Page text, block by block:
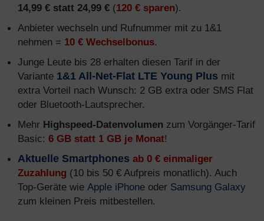
14,99 € statt 24,99 € (120 € sparen).
Anbieter wechseln und Rufnummer mit zu 1&1
nehmen = 10 € Wechselbonus.
Junge Leute bis 28 erhalten diesen Tarif in der
Variante 1&1 All-Net-Flat LTE Young Plus mit
extra Vorteil nach Wunsch: 2 GB extra oder SMS Flat
oder Bluetooth-Lautsprecher.
Mehr Highspeed-Datenvolumen zum Vorgänger-Tarif
Basic: 6 GB statt 1 GB je Monat!
Aktuelle Smartphones ab 0 € einmaliger
Zuzahlung (10 bis 50 € Aufpreis monatlich). Auch
Top-Geräte wie Apple iPhone oder Samsung Galaxy
zum kleinen Preis mitbestellen.